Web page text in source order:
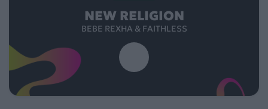
NEW RELIGION
BEBE REXHA & FAITHLESS